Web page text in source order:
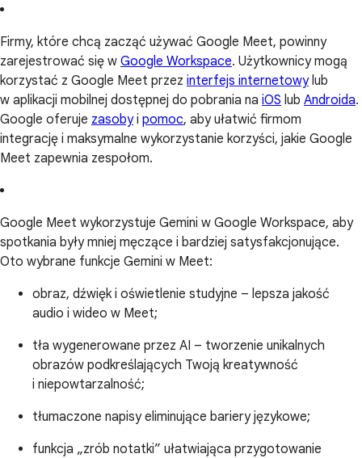
Firmy, które chcą zacząć używać Google Meet, powinny
zarejestrować się w Google Workspace. Użytkownicy mogą
korzystać z Google Meet przez interfejs internetowylub
w aplikacji mobilnej dostępnej do pobrania na iOS lub Androida.
Google oferuje zasobyi pomoc, aby ułatwić firmom
integrację i maksymalne wykorzystanie korzyści, jakie Google
Meet zapewnia zespołom.
Google Meet wykorzystuje Gemini w Google Workspace, aby
spotkania były mniej męczące i bardziej satysfakcjonujące.
Oto wybrane funkcje Gemini w Meet:
obraz, dźwięk i oświetlenie studyjne – lepsza jakość
audio i wideo w Meet;
tła wygenerowane przez AI – tworzenie unikalnych
obrazów podkreślających Twoją kreatywność
i niepowtarzalność;
tłumaczone napisy eliminujące bariery językowe;
funkcja „zrób notatki” ułatwiająca przygotowanie